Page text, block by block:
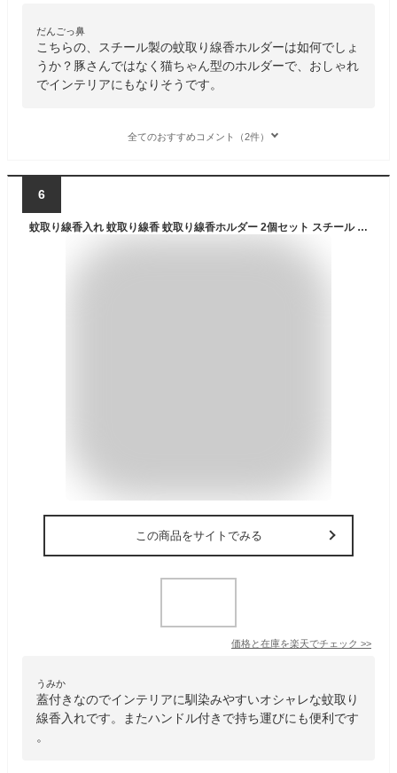
だんごっ鼻
こちらの、スチール製の蚊取り線香ホルダーは如何でしょ
うか？豚さんではなく猫ちゃん型のホルダーで、おしゃれ
でインテリアにもなりそうです。
全てのおすすめコメント（2件）
6
蚊取り線香入れ 蚊取り線香 蚊取り線香ホルダー 2個セット スチール お香立て 香炉 ブラック グレー ライトブルー フタ付き 蓋 フタ ふた ハンドル 付き 蓮 キャンドルホルダー 蚊やり かやり ホルダー 入れ ケース オブジェ おしゃれ 北欧 雑貨 インテリア アジアン [107]
この商品をサイトでみる
価格と在庫を楽天でチェック >>
うみか
蓋付きなのでインテリアに馴染みやすいオシャレな蚊取り
線香入れです。またハンドル付きで持ち運びにも便利です
。